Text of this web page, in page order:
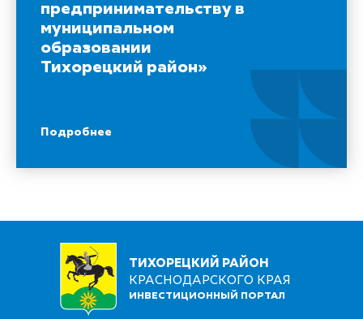
предпринимательству в
муниципальном
образовании
Тихорецкий район»
Подробнее
ТИХОРЕЦКИЙ РАЙОН
КРАСНОДАРСКОГО КРАЯ
ИНВЕСТИЦИОННЫЙ ПОРТАЛ